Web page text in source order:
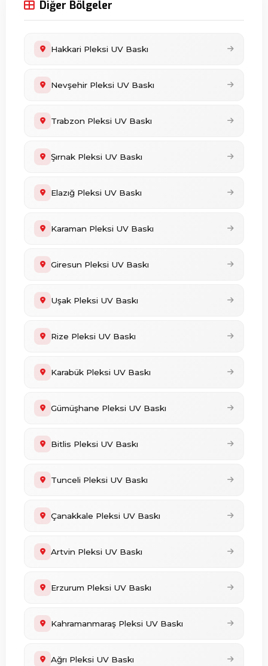
Diğer Bölgeler
Hakkari Pleksi UV Baskı
Nevşehir Pleksi UV Baskı
Trabzon Pleksi UV Baskı
Şırnak Pleksi UV Baskı
Elazığ Pleksi UV Baskı
Karaman Pleksi UV Baskı
Giresun Pleksi UV Baskı
Uşak Pleksi UV Baskı
Rize Pleksi UV Baskı
Karabük Pleksi UV Baskı
Gümüşhane Pleksi UV Baskı
Bitlis Pleksi UV Baskı
Tunceli Pleksi UV Baskı
Çanakkale Pleksi UV Baskı
Artvin Pleksi UV Baskı
Erzurum Pleksi UV Baskı
Kahramanmaraş Pleksi UV Baskı
Ağrı Pleksi UV Baskı